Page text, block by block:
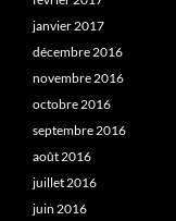
janvier 2017
décembre 2016
novembre 2016
octobre 2016
septembre 2016
août 2016
juillet 2016
juin 2016